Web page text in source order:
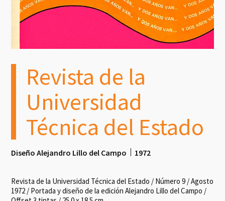
Revista de la
Universidad
Técnica del Estado
Diseño Alejandro Lillo del Campo 1972
Revista de la Universidad Técnica del Estado / Número 9 / Agosto
1972 / Portada y diseño de la edición Alejandro Lillo del Campo /